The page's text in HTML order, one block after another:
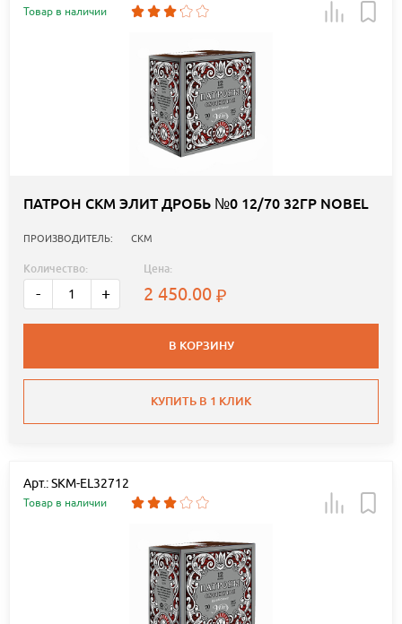
Товар в наличии
ПАТРОН СКМ ЭЛИТ ДРОБЬ №0 12/70 32ГР NOBEL
ПРОИЗВОДИТЕЛЬ: СКМ
Количество:
- +
Цена:
2 450.00
В КОРЗИНУ
КУПИТЬ В 1 КЛИК
Арт.: SKM-EL32712
Товар в наличии